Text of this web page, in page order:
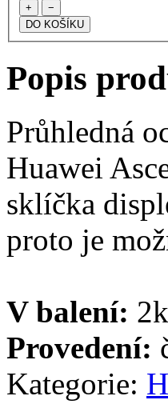
+ −
Popis
Průhledná
Huawei
sklíčka
proto je
V balení:
Provedení:
Kategorie: